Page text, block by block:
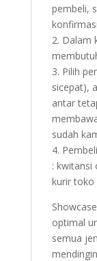
pembeli,
2. Dalam
3. Pilih
sicepat),
antar
sudah
4.
: kwitansi
kurir toko
optimal
semua